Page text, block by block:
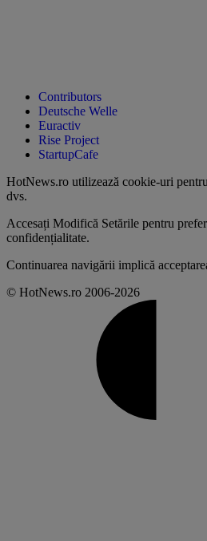
Contributors
Deutsche Welle
Euractiv
Rise Project
StartupCafe
HotNews.ro utilizează cookie-uri
dvs.
Accesați Modifică Setările pentru
confidențialitate.
Continuarea navigării implică
© HotNews.ro 2006-2026